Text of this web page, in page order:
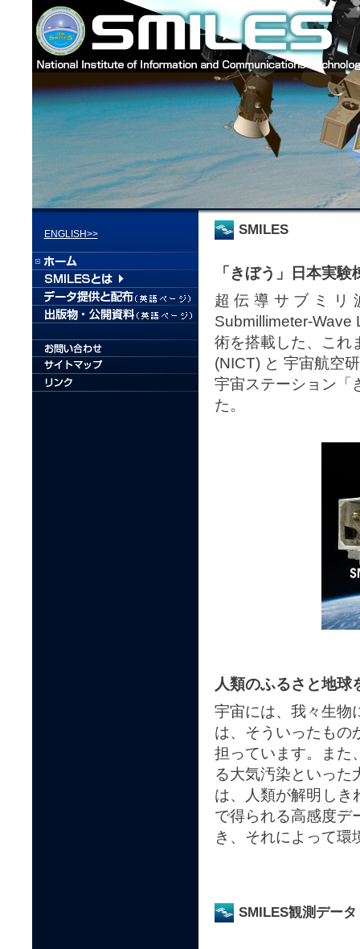
ENGLISH>> SMILES
「きぼう」日本実
超伝導サブミリ
Submillimeter-Wave
術を搭載した、これ
(NICT) と 宇宙航空
宇宙ステーション「
た。
人類のふるさと地
宇宙には、我々生物
は、そういったもの
担っています。また
る大気汚染といった
は、人類が解明しき
で得られる高感度デ
き、それによって環
SMILES観測データ